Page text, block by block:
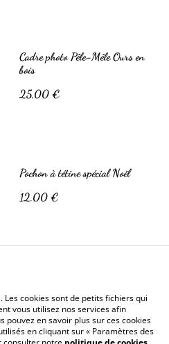
Cadre photo Pêle-Mêle Ours en
bois
25,00 €
Pochon à tétine spécial Noël
12,00 €
Conditions
Politique de cookies
cookies sont de petits fichiers qui
vous utilisez nos services afin
pouvez en savoir plus sur ces cookies
en cliquant sur « Paramètres des